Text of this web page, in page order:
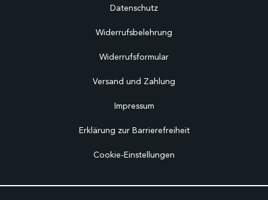
Datenschutz
Widerrufsbelehrung
Widerrufsformular
Versand und Zahlung
Impressum
Erklärung zur Barrierefreiheit
Cookie-Einstellungen